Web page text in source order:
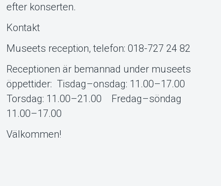
efter konserten.
Kontakt
Museets reception, telefon: 018-727 24 82
Receptionen är bemannad under museets
öppettider: Tisdag–onsdag: 11.00–17.00
Torsdag: 11.00–21.00 Fredag–söndag
11.00–17.00
Välkommen!